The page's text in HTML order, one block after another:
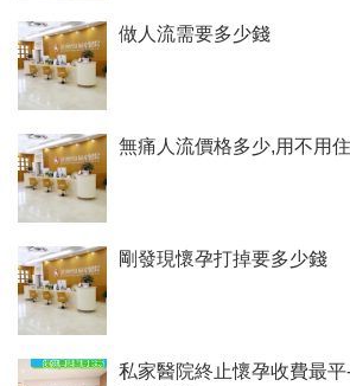
做人流需要多少錢
無痛人流價格多少,用不用
剛發現懷孕打掉要多少錢
私家醫院終止懷孕收費最